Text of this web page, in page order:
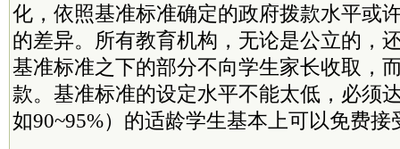
化，依照基准标准确定的政府拨款水平或
的差异。所有教育机构，无论是公立的，
基准标准之下的部分不向学生家长收取，
款。基准标准的设定水平不能太低，必须
如90~95%）的适龄学生基本上可以免费